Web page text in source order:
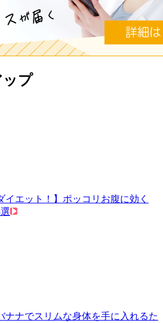
ップ
イエット！】ポッコリお腹に効く
ナナでスリムな身体を手に入れるた